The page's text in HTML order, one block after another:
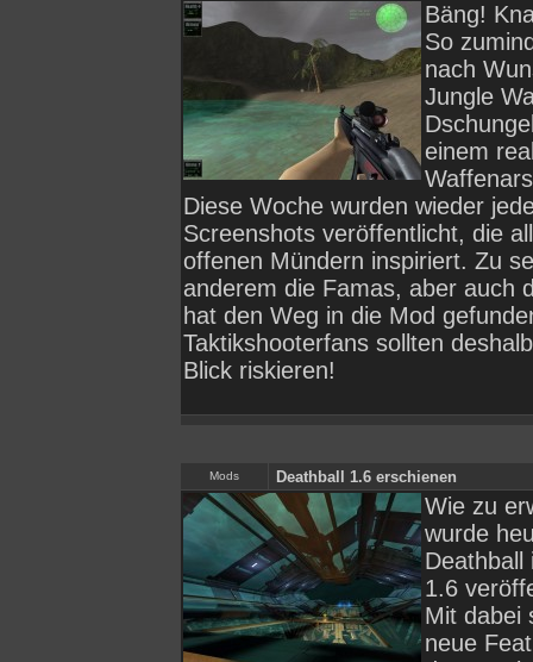
Bäng!
So
nach
Jungle
einem
Diese Woche wurden wieder
Screenshots veröffentlicht, die
offenen Mündern inspiriert. Zu
anderem die Famas, aber auch
hat den Weg in die Mod
Taktikshooterfans sollten
Blick riskieren!
Mods Deathball 1.6 erschienen
Wie zu
wurde
Deathball
1.6
Mit dabei
neue